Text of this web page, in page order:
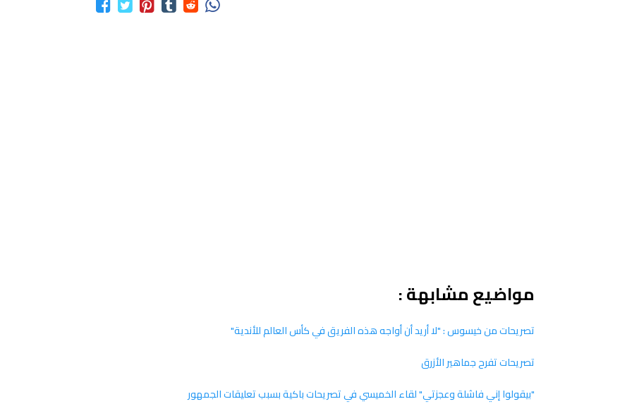
مواضيع مشابهة :
تصريحات من خيسوس : "لا أريد أن أواجه هذه الفريق في كأس العالم للأندية"
تصريحات تفرح جماهير الأزرق
"بيقولوا إني فاشلة وعجزتي" لقاء الخميسي في تصريحات باكية بسبب تعليقات الجمهور